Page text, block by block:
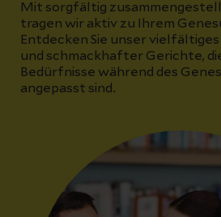
Mit sorgfältig
tragen wir aktiv zu Ihrem
Entdecken Sie unser
und schmackhafter Gerichte,
Bedürfnisse während des
angepasst sind.